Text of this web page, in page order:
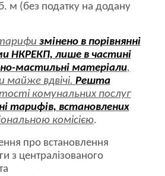
м (без податку на додану
змінено в порівнянні
НКРЕКП, лише в частині
мастильні матеріали,
майже вдвічі. Решта
комунальних послуг
тарифів, встановлених
комісією.
про встановлення
з централізованого